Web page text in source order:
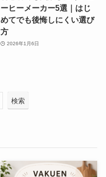
ーヒーメーカー5選｜はじ
めてでも後悔しにくい選び
方
2026年1月6日
検索